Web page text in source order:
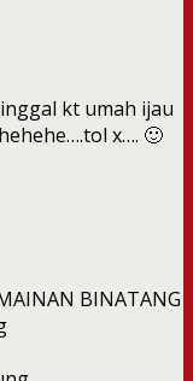
kt umah ijau
x…. 🙂
BINATANG